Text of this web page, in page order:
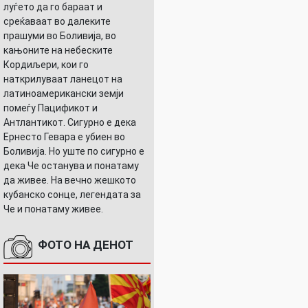
луѓето да го бараат и
среќаваат во далеките
прашуми во Боливија, во
кањоните на небеските
Кордиљери, кои го
наткрилуваат ланецот на
латиноамерикански земји
помеѓу Пацификот и
Антлантикот. Сигурно е дека
Ернесто Гевара е убиен во
Боливија. Но уште по сигурно е
дека Че останува и понатаму
да живее. На вечно жешкото
кубанско сонце, легендата за
Че и понатаму живее.
ФОТО НА ДЕНОТ